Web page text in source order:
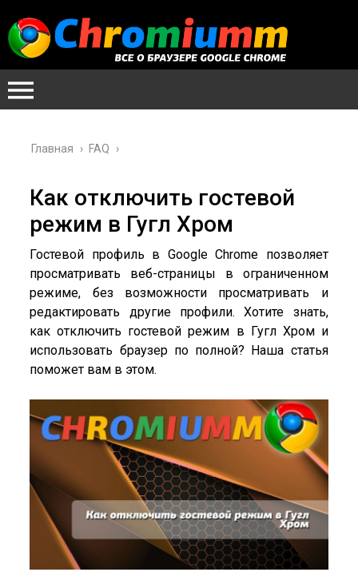
Главная › FAQ ›
Как отключить гостевой
режим в Гугл Хром
Гостевой профиль в Google Chrome позволяет
просматривать веб-страницы в ограниченном
режиме, без возможности просматривать и
редактировать другие профили. Хотите знать,
как отключить гостевой режим в Гугл Хром и
использовать браузер по полной? Наша статья
поможет вам в этом.